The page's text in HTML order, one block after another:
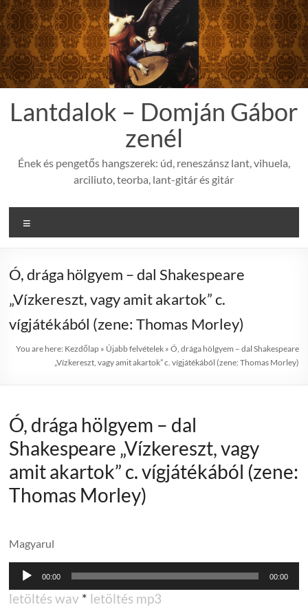
Skip
to
content
Lantdalok – Domján Gábor
zenél
Ének és pengetős hangszerek: úd, reneszánsz lant, vihuela,
arciliuto, teorba, lant-gitár és gitár
Ó, drága hölgyem – dal Shakespeare
„Vízkereszt, vagy amit akartok” c.
vígjátékából (zene: Thomas Morley)
You are here: Kezdőlap» Újabb felvételek» Ó, drága hölgyem – dal Shakespeare
„Vízkereszt, vagy amit akartok” c. vígjátékából (zene: Thomas Morley)
Ó, drága hölgyem – dal
Shakespeare „Vízkereszt, vagy
amit akartok” c. vígjátékából (zene:
Thomas Morley)
Magyarul
Audió
lejátszó00:00 00:00
letöltés wav * letöltés mp3